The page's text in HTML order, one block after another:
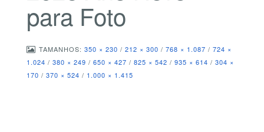
para Foto
TAMANHOS: 350 × 230 / 212 × 300 / 768 × 1.087 / 724 ×
1.024 / 380 × 249 / 650 × 427 / 825 × 542 / 935 × 614 / 304 ×
170 / 370 × 524 / 1.000 × 1.415